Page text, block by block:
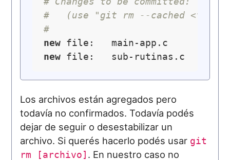
#   (use "git rm --cached
#
new
new
Los archivos están agregados pero
todavía no confirmados. Todavía podés
dejar de seguir o desestabilizar un
archivo. Si querés hacerlo podés usar git
rm [archivo] . En nuestro caso no